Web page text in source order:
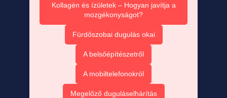
Kollagén és ízületek – Hogyan javítja a
mozgékonyságot?
Fürdőszobai dugulás okai
A belsőépítészetről
A mobiltelefonokról
Megelőző duguláselhárítás